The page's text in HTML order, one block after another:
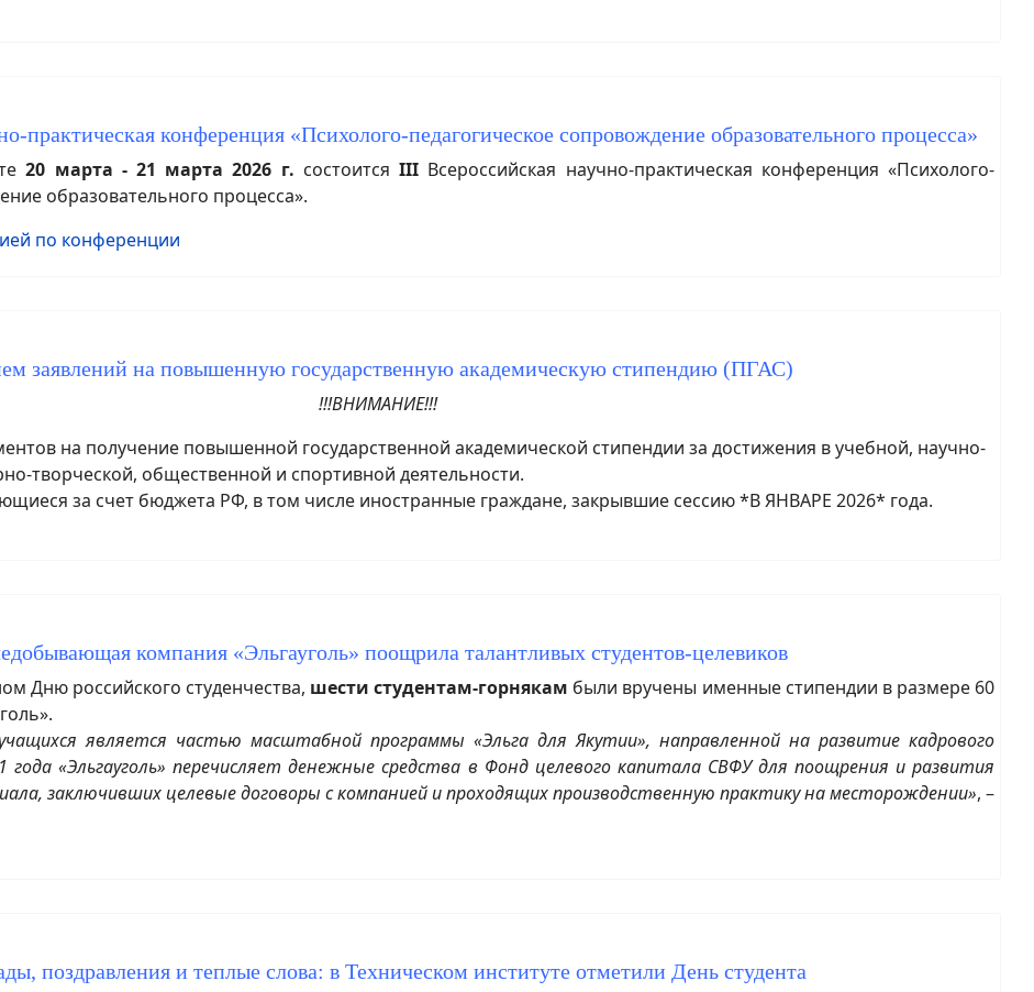
практическая конференция «Психолого-педагогическое сопровождение образовательного процесса»
20 марта - 21 марта 2026 г. состоитсяIII Всероссийская научно-практическая конференция «Психолого-
образовательного процесса».
по конференции
заявлений на повышенную государственную академическую стипендию (ПГАС)
!!!ВНИМАНИЕ!!!
на получение повышенной государственной академической стипендии за достижения в учебной, научно-
творческой, общественной и спортивной деятельности.
за счет бюджета РФ, в том числе иностранные граждане, закрывшие сессию *В ЯНВАРЕ 2026* года.
компания «Эльгауголь» поощрила талантливых студентов-целевиков
Дню российского студенчества, шести студентам-горнякам были вручены именные стипендии в размере 60
является частью масштабной программы «Эльга для Якутии», направленной на развитие кадрового
года «Эльгауголь» перечисляет денежные средства в Фонд целевого капитала СВФУ для поощрения и развития
заключивших целевые договоры с компанией и проходящих производственную практику на месторождении», –
поздравления и теплые слова: в Техническом институте отметили День студента